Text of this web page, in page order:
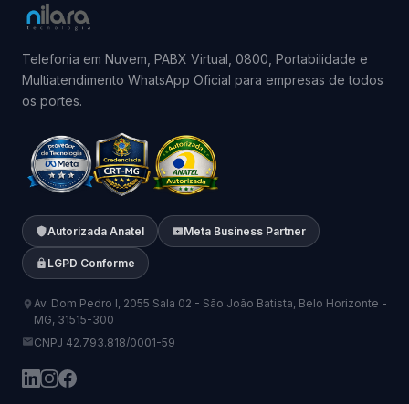
Telefonia em Nuvem, PABX Virtual, 0800, Portabilidade e
Multiatendimento WhatsApp Oficial para empresas de todos
os portes.
Autorizada Anatel Meta Business Partner
LGPD Conforme
Av. Dom Pedro I, 2055 Sala 02 - São João Batista, Belo Horizonte -
MG, 31515-300
CNPJ 42.793.818/0001-59